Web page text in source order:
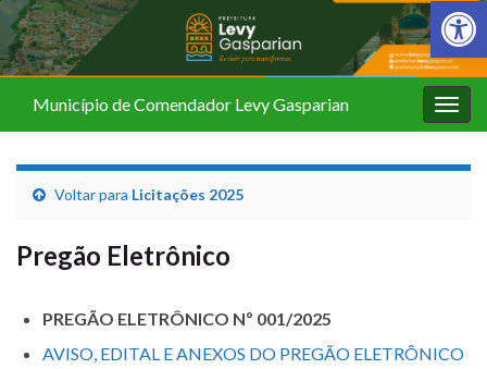
Barra de
Município de Comendador Levy Gasparian
Voltar para Licitações 2025
Pregão Eletrônico
PREGÃO ELETRÔNICO Nº 001/2025
AVISO, EDITAL E ANEXOS DO PREGÃO ELETRÔNICO